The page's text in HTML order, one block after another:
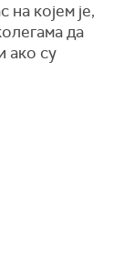
на којем је,
да
ако су